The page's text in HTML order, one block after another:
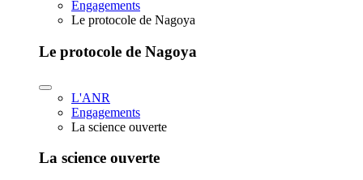
Engagements
Le protocole de Nagoya
Le protocole de Nagoya
L'ANR
Engagements
La science ouverte
La science ouverte